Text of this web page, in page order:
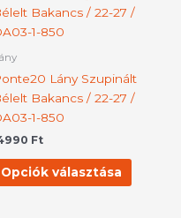
Lány Szupinált
Bakancs / 22-27 /
1-850
Ft
Opciók választása
a
van.